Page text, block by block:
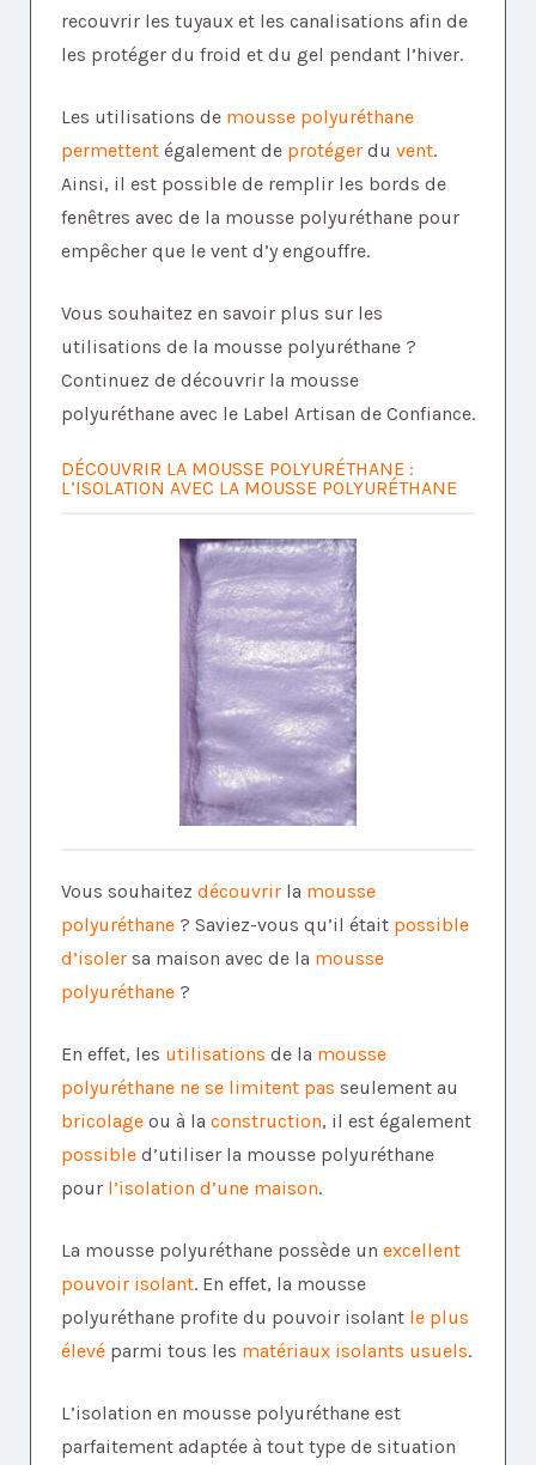
recouvrir les tuyaux et les canalisations afin de
les protéger du froid et du gel pendant l’hiver.
Les utilisations de mousse polyuréthane
permettent également de protéger du vent.
Ainsi, il est possible de remplir les bords de
fenêtres avec de la mousse polyuréthane pour
empêcher que le vent d’y engouffre.
Vous souhaitez en savoir plus sur les
utilisations de la mousse polyuréthane ?
Continuez de découvrir la mousse
polyuréthane avec le Label Artisan de Confiance.
DÉCOUVRIR LA MOUSSE POLYURÉTHANE :
L’ISOLATION AVEC LA MOUSSE POLYURÉTHANE
Vous souhaitez découvrir la mousse
polyuréthane ? Saviez-vous qu’il était possible
d’isoler sa maison avec de la mousse
polyuréthane ?
En effet, les utilisations de la mousse
polyuréthane ne se limitent pas seulement au
bricolage ou à la construction, il est également
possible d’utiliser la mousse polyuréthane
pour l’isolation d’une maison.
La mousse polyuréthane possède un excellent
pouvoir isolant. En effet, la mousse
polyuréthane profite du pouvoir isolant le plus
élevé parmi tous les matériaux isolants usuels.
L’isolation en mousse polyuréthane est
parfaitement adaptée à tout type de situation